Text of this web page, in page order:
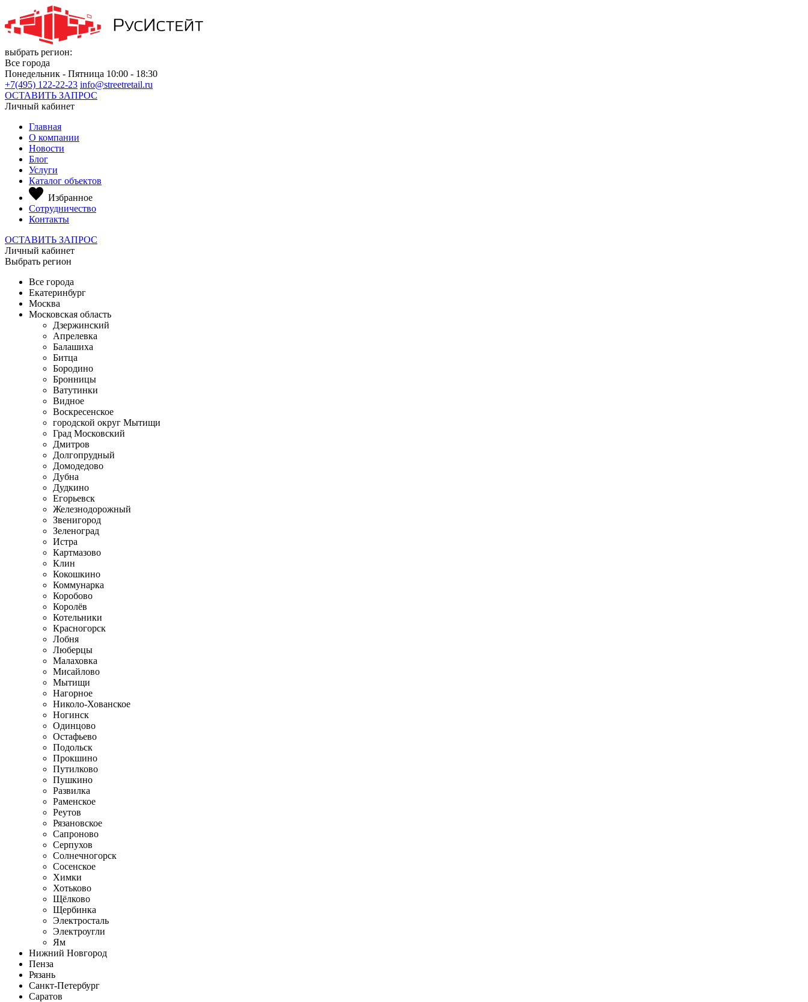
выбрать регион:
Все города
Понедельник - Пятница 10:00 - 18:30
+7(495) 122-22-23 info@streetretail.ru
ОСТАВИТЬ ЗАПРОС
Личный кабинет
Главная
О компании
Новости
Блог
Услуги
Каталог объектов
Избранное
Сотрудничество
Контакты
ОСТАВИТЬ ЗАПРОС
Личный кабинет
Выбрать регион
Все города
Екатеринбург
Москва
Московская область
Дзержинский
Апрелевка
Балашиха
Битца
Бородино
Бронницы
Ватутинки
Видное
Воскресенское
городской округ Мытищи
Град Московский
Дмитров
Долгопрудный
Домодедово
Дубна
Дудкино
Егорьевск
Железнодорожный
Звенигород
Зеленоград
Истра
Картмазово
Клин
Кокошкино
Коммунарка
Коробово
Королёв
Котельники
Красногорск
Лобня
Люберцы
Малаховка
Мисайлово
Мытищи
Нагорное
Николо-Хованское
Ногинск
Одинцово
Остафьево
Подольск
Прокшино
Путилково
Пушкино
Развилка
Раменское
Реутов
Рязановское
Сапроново
Серпухов
Солнечногорск
Сосенское
Химки
Хотьково
Щёлково
Щербинка
Электросталь
Электроугли
Ям
Нижний Новгород
Пенза
Рязань
Санкт-Петербург
Саратов